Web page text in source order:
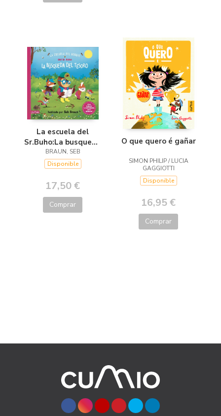
La escuela del
Sr.Buho:La busqueda
del tesoro
BRAUN, SEB
Disponible
17,50 €
Comprar
O que quero é gañar
SIMON PHILIP / LUCIA
GAGGIOTTI
Disponible
16,95 €
Comprar